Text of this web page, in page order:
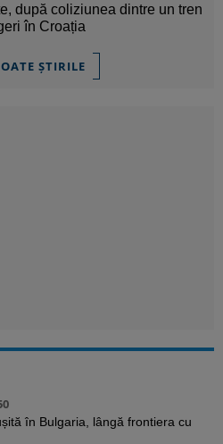
după coliziunea dintre un tren
în Croația
ȘTIRILE
în Bulgaria, lângă frontiera cu